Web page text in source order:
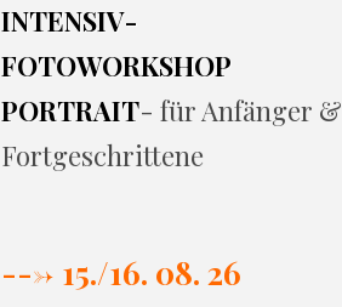
INTENSIV-
FOTOWORKSHOP
PORTRAIT- für Anfänger &
Fortgeschrittene
---> 15./16. 08. 26